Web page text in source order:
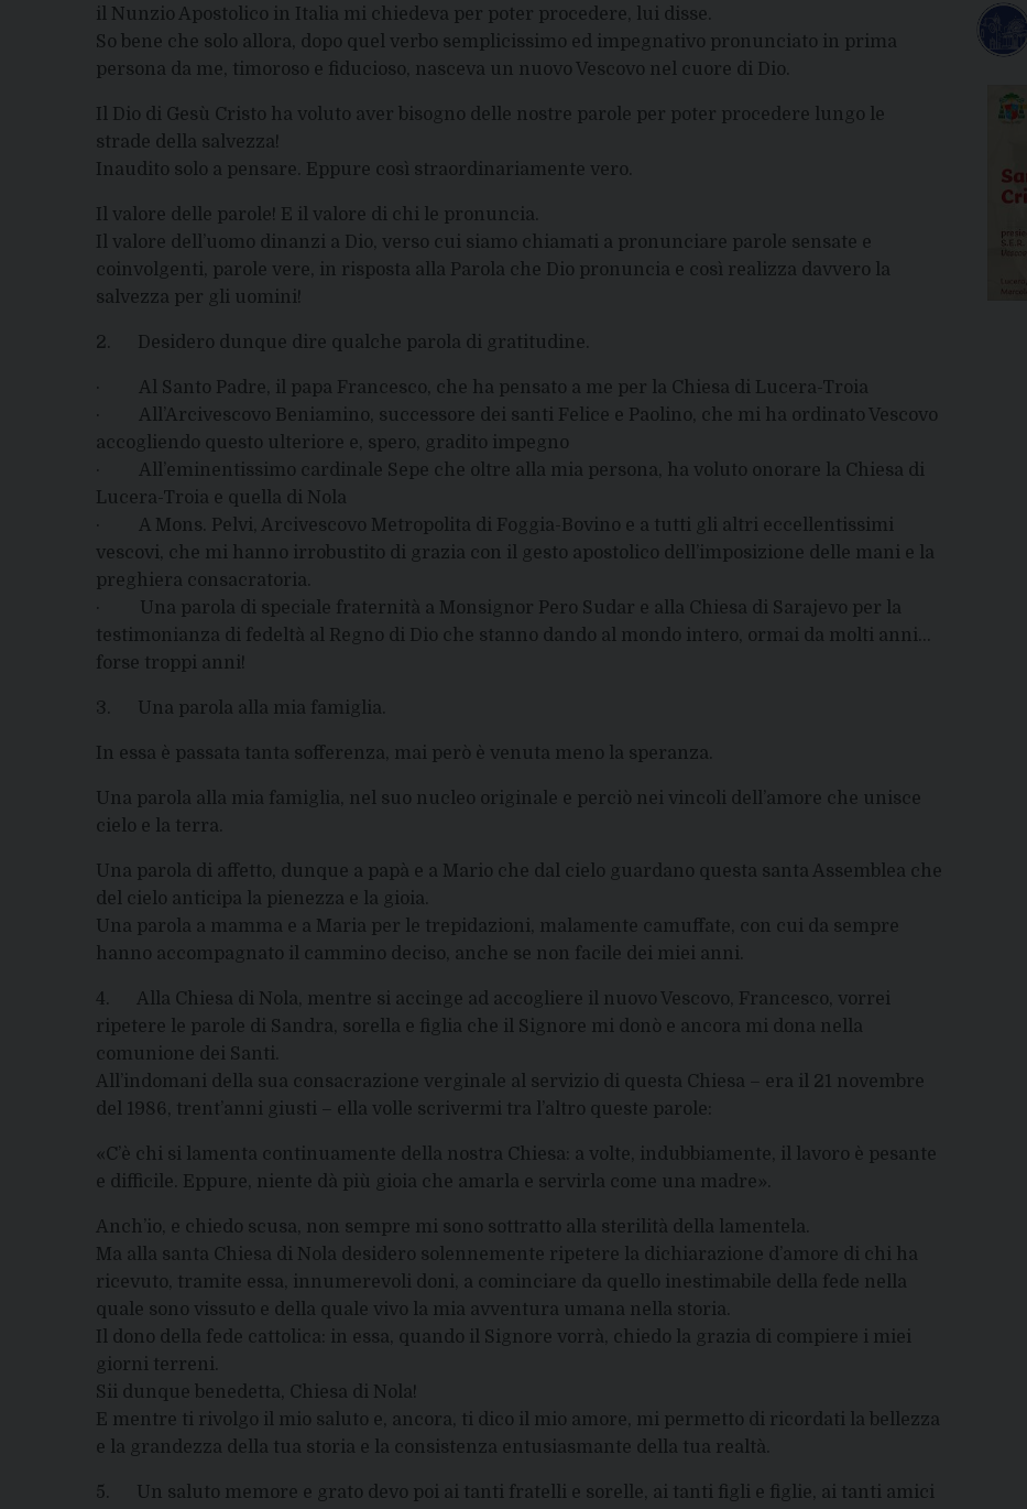
il Nunzio Apostolico in Italia mi chiedeva per poter procedere, lui disse.
So bene che solo allora, dopo quel verbo semplicissimo ed impegnativo pronunciato in prima
persona da me, timoroso e fiducioso, nasceva un nuovo Vescovo nel cuore di Dio.
Il Dio di Gesù Cristo ha voluto aver bisogno delle nostre parole per poter procedere lungo le
strade della salvezza!
Inaudito solo a pensare. Eppure così straordinariamente vero.
Il valore delle parole! E il valore di chi le pronuncia.
Il valore dell’uomo dinanzi a Dio, verso cui siamo chiamati a pronunciare parole sensate e
coinvolgenti, parole vere, in risposta alla Parola che Dio pronuncia e così realizza davvero la
salvezza per gli uomini!
2. Desidero dunque dire qualche parola di gratitudine.
· Al Santo Padre, il papa Francesco, che ha pensato a me per la Chiesa di Lucera-Troia
· All’Arcivescovo Beniamino, successore dei santi Felice e Paolino, che mi ha ordinato Vescovo
accogliendo questo ulteriore e, spero, gradito impegno
· All’eminentissimo cardinale Sepe che oltre alla mia persona, ha voluto onorare la Chiesa di
Lucera-Troia e quella di Nola
· A Mons. Pelvi, Arcivescovo Metropolita di Foggia-Bovino e a tutti gli altri eccellentissimi
vescovi, che mi hanno irrobustito di grazia con il gesto apostolico dell’imposizione delle mani e la
preghiera consacratoria.
· Una parola di speciale fraternità a Monsignor Pero Sudar e alla Chiesa di Sarajevo per la
testimonianza di fedeltà al Regno di Dio che stanno dando al mondo intero, ormai da molti anni…
forse troppi anni!
3. Una parola alla mia famiglia.
In essa è passata tanta sofferenza, mai però è venuta meno la speranza.
Una parola alla mia famiglia, nel suo nucleo originale e perciò nei vincoli dell’amore che unisce
cielo e la terra.
Una parola di affetto, dunque a papà e a Mario che dal cielo guardano questa santa Assemblea che
del cielo anticipa la pienezza e la gioia.
Una parola a mamma e a Maria per le trepidazioni, malamente camuffate, con cui da sempre
hanno accompagnato il cammino deciso, anche se non facile dei miei anni.
4. Alla Chiesa di Nola, mentre si accinge ad accogliere il nuovo Vescovo, Francesco, vorrei
ripetere le parole di Sandra, sorella e figlia che il Signore mi donò e ancora mi dona nella
comunione dei Santi.
All’indomani della sua consacrazione verginale al servizio di questa Chiesa – era il 21 novembre
del 1986, trent’anni giusti – ella volle scrivermi tra l’altro queste parole:
«C’è chi si lamenta continuamente della nostra Chiesa: a volte, indubbiamente, il lavoro è pesante
e difficile. Eppure, niente dà più gioia che amarla e servirla come una madre».
Anch’io, e chiedo scusa, non sempre mi sono sottratto alla sterilità della lamentela.
Ma alla santa Chiesa di Nola desidero solennemente ripetere la dichiarazione d’amore di chi ha
ricevuto, tramite essa, innumerevoli doni, a cominciare da quello inestimabile della fede nella
quale sono vissuto e della quale vivo la mia avventura umana nella storia.
Il dono della fede cattolica: in essa, quando il Signore vorrà, chiedo la grazia di compiere i miei
giorni terreni.
Sii dunque benedetta, Chiesa di Nola!
E mentre ti rivolgo il mio saluto e, ancora, ti dico il mio amore, mi permetto di ricordati la bellezza
e la grandezza della tua storia e la consistenza entusiasmante della tua realtà.
5. Un saluto memore e grato devo poi ai tanti fratelli e sorelle, ai tanti figli e figlie, ai tanti amici